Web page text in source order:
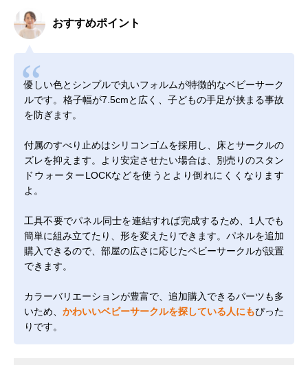
おすすめポイント
優しい色とシンプルで丸いフォルムが特徴的なベビーサーク
ルです。格子幅が7.5cmと広く、子どもの手足が挟まる事故
を防ぎます。
付属のすべり止めはシリコンゴムを採用し、床とサークルの
ズレを抑えます。より安定させたい場合は、別売りのスタン
ドウォーターLOCKなどを使うとより倒れにくくなります
よ。
工具不要でパネル同士を連結すれば完成するため、1人でも
簡単に組み立てたり、形を変えたりできます。パネルを追加
購入できるので、部屋の広さに応じたベビーサークルが設置
できます。
カラーバリエーションが豊富で、追加購入できるパーツも多
いため、 かわいいベビーサークルを探している人にもぴった
りです。